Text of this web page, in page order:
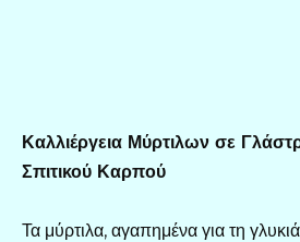
Καλλιέργεια Μύρτιλων σε
Σπιτικού Καρπού
Τα μύρτιλα, αγαπημένα για τη